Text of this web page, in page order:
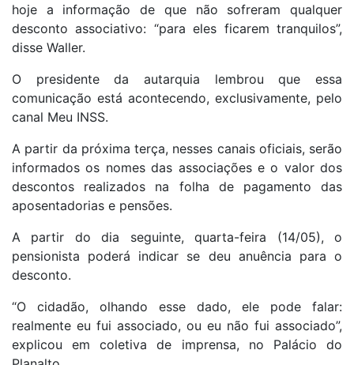
hoje a informação de que não sofreram qualquer
desconto associativo: “para eles ficarem tranquilos”,
disse Waller.
O presidente da autarquia lembrou que essa
comunicação está acontecendo, exclusivamente, pelo
canal Meu INSS.
A partir da próxima terça, nesses canais oficiais, serão
informados os nomes das associações e o valor dos
descontos realizados na folha de pagamento das
aposentadorias e pensões.
A partir do dia seguinte, quarta-feira (14/05), o
pensionista poderá indicar se deu anuência para o
desconto.
“O cidadão, olhando esse dado, ele pode falar:
realmente eu fui associado, ou eu não fui associado”,
explicou em coletiva de imprensa, no Palácio do